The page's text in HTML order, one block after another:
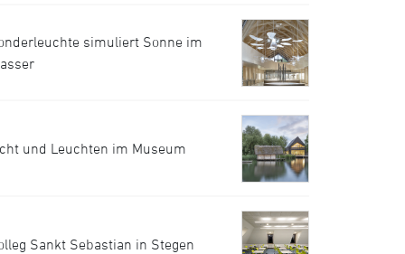
simuliert Sonne im
und Leuchten im Museum
Sankt Sebastian in Stegen